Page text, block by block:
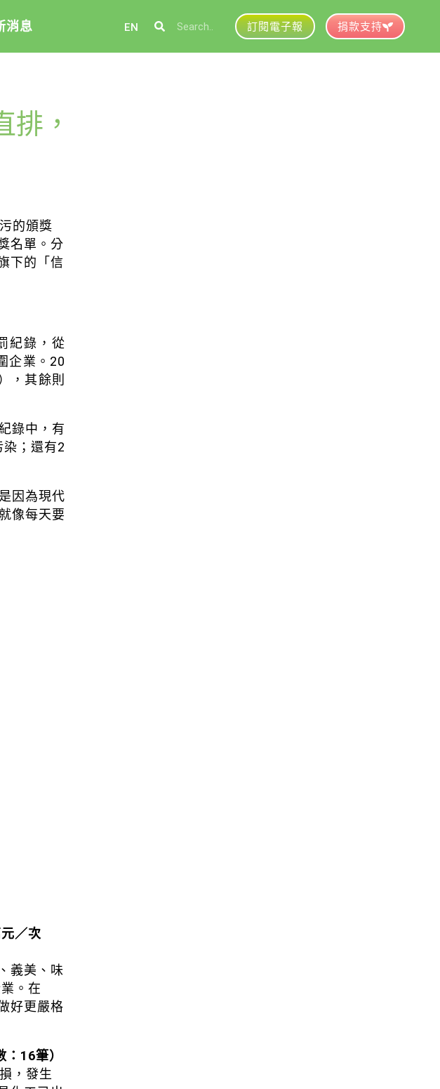
稿及聲明
消息 EN 訂閱電子報 捐款支持
，
的頒獎
名單。分
下的「信
紀錄，從
企業。20
，其餘則
錄中，有
；還有2
因為現代
像每天要
／次
義美、味
。在
好更嚴格
16筆）
，發生